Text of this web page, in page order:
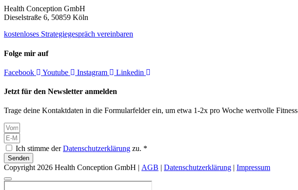
Health Conception GmbH
Dieselstraße 6, 50859 Köln
kostenloses Strategiegespräch vereinbaren
Folge mir auf
Facebook Youtube Instagram Linkedin
Jetzt für den Newsletter anmelden
Trage deine Kontaktdaten in die Formularfelder ein, um etwa 1-2x pro Woche wertvolle
Ich stimme derDatenschutzerklärung zu. *
Senden
Copyright 2026 Health Conception GmbH | AGB Datenschutzerklärung Impressum